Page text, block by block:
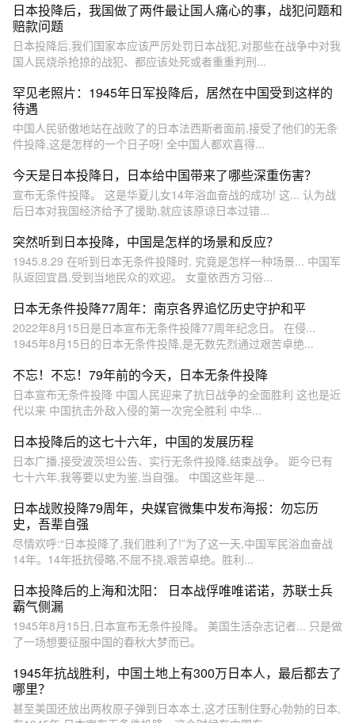
日本投降后，我国做了两件最让国人痛心的事，战犯问题和
赔款问题
日本投降后,我们国家本应该严厉处罚日本战犯,对那些在战争中对我
国人民烧杀抢掠的战犯、都应该处死或者重重判刑...
罕见老照片：1945年日军投降后，居然在中国受到这样的
待遇
中国人民骄傲地站在战败了的日本法西斯者面前,接受了他们的无条
件投降,这是怎样的一个日子呀! 全中国人都欢喜得...
今天是日本投降日，日本给中国带来了哪些深重伤害？
宣布无条件投降。 这是华夏儿女14年浴血奋战的成功! 这... 认为战
后日本对我国经济给予了援助,就应该原谅日本过错...
突然听到日本投降，中国是怎样的场景和反应？
1945.8.29 在听到日本无条件投降时, 究竟是怎样一种场景... 中国军
队返回宜昌,受到当地民众的欢迎。 女童依西方习俗...
日本无条件投降77周年：南京各界追忆历史守护和平
2022年8月15日是日本宣布无条件投降77周年纪念日。 在侵...
1945年8月15日的日本无条件投降,是无数先烈通过艰苦卓绝...
不忘！不忘！79年前的今天，日本无条件投降
日本宣布无条件投降 中国人民迎来了抗日战争的全面胜利 这也是近
代以来 中国抗击外敌入侵的第一次完全胜利 中华...
日本投降后的这七十六年，中国的发展历程
日本广播,接受波茨坦公告、实行无条件投降,结束战争。 距今已有
七十六年,我等要以史为鉴,当自强。 中国这些年是...
日本战败投降79周年，央媒官微集中发布海报：勿忘历
史，吾辈自强
尽情欢呼:“日本投降了,我们胜利了!”为了这一天,中国军民浴血奋战
14年。14年抵抗侵略,不屈不挠,艰苦卓绝。胜利...
日本投降后的上海和沈阳： 日本战俘唯唯诺诺，苏联士兵
霸气侧漏
1945年8月15日,日本宣布无条件投降。 美国生活杂志记者... 只是做
了一场想要征服中国的春秋大梦而已。
1945年抗战胜利，中国土地上有300万日本人，最后都去了
哪里？
甚至美国还放出两枚原子弹到日本本土,这才压制住野心勃勃的日本,